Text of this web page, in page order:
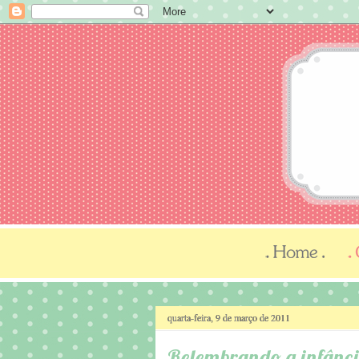
quarta-feira, 9 de março de 2011